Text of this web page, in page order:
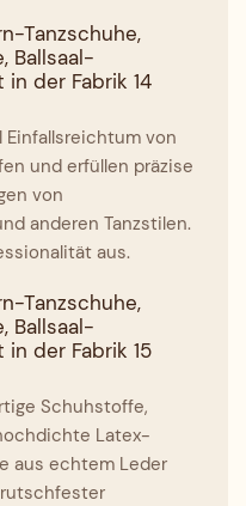
von
und erfüllen präzise
von
anderen Tanzstilen.
aus.
Schuhstoffe,
Latex-
aus echtem Leder